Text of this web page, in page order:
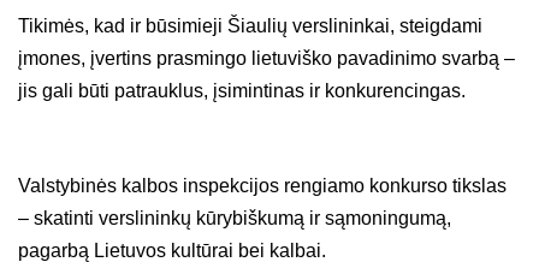
Tikimės, kad ir būsimieji Šiaulių verslininkai, steigdami
įmones, įvertins prasmingo lietuviško pavadinimo svarbą –
jis gali būti patrauklus, įsimintinas ir konkurencingas.
Valstybinės kalbos inspekcijos rengiamo konkurso tikslas
– skatinti verslininkų kūrybiškumą ir sąmoningumą,
pagarbą Lietuvos kultūrai bei kalbai.